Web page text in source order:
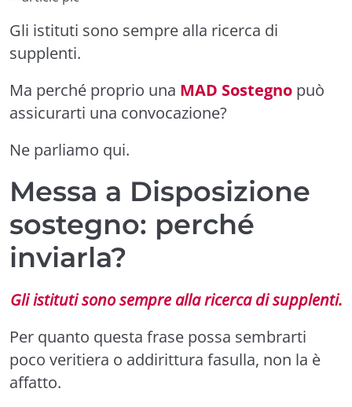
Gli istituti sono sempre alla ricerca di
supplenti.
Ma perché proprio una MAD Sostegno può
assicurarti una convocazione?
Ne parliamo qui.
Messa a Disposizione
sostegno: perché
inviarla?
Gli istituti sono sempre alla ricerca di supplenti.
Per quanto questa frase possa sembrarti
poco veritiera o addirittura fasulla, non la è
affatto.